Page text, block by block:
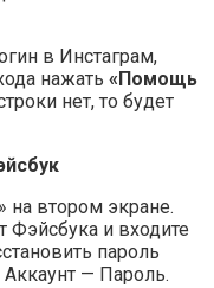
в Инстаграм,
нажать «Помощь
нет, то будет
на втором экране.
Фэйсбука и входите
пароль
— Пароль.